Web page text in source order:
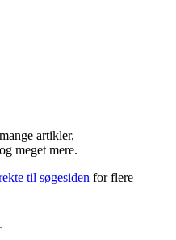
artikler,
meget mere.
til søgesiden for flere